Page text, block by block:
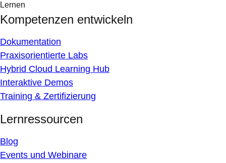
Lernen
Kompetenzen entwickeln
Dokumentation
Praxisorientierte Labs
Hybrid Cloud Learning Hub
Interaktive Demos
Training & Zertifizierung
Lernressourcen
Blog
Events und Webinare